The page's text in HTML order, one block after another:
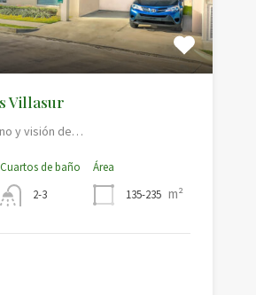
Villasur
y visión de…
Cuartos de baño
2-3
Área
135-235 m²